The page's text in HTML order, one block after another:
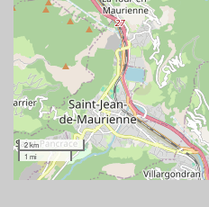
2 km
1 mi